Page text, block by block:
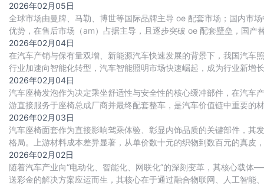
源市场规模将达407
2026年02月05日
全球市场由曼牌、马勒、博世等国际品牌主导 oe 配套市场；国内市
优势，在售后市场（am）占据主导，且逐步突破 oe 配套壁垒，国产
2026年02月04日
在汽车产销与保有量双增、新能源汽车快速发展的背景下，我国汽车
行业加速向智能化转型，汽车智能照明市场快速崛起，成为行业新增
2026年02月04日
汽车座椅发泡作为决定乘坐舒适性与安全性的核心缓冲部件，在汽
游直接服务于座椅总成厂商并最终配套整车，是汽车价值链中重要
超1600万辆）、消费升级（追求极致舒适
2026年02月03日
汽车座椅面套作为直接影响驾乘体验、彰显内饰品质的关键部件，其
格局。上游材料成本差异显著，从单价数十元的织物到数百元的真皮
2026年02月02日
随着汽车产业向“电动化、智能化、网联化”的深刻变革，其核心载
送彩金的解决方案应运而生，其核心在于通过融合物联网、人工智能